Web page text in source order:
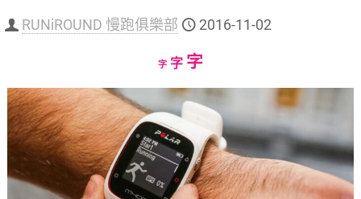
RUNiROUND 慢跑俱樂部 2016-11-02
字Decrease
size.
字Reset
size.
字Increase
size.